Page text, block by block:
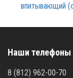
впитывающий
Наши телефоны
8 (812) 962-00-70